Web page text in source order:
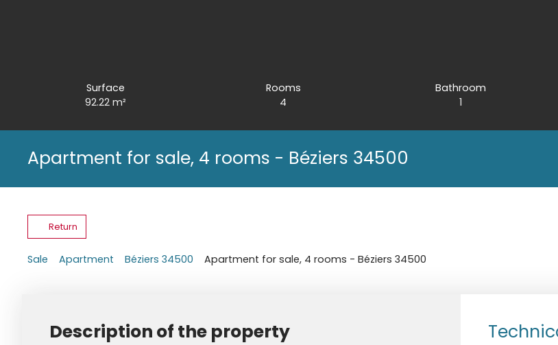
Surface
92.22 m²
Rooms
4
Bathroom
1
Apartment for sale, 4 rooms - Béziers 34500
Return
Sale Apartment Béziers 34500 Apartment for sale, 4 rooms - Béziers 34500
Description of the property